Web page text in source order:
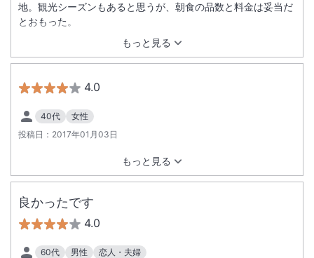
もっと見る
地。観光シーズンもあると思うが、朝食の品数と料金は妥当だ
とおもった。
4.0
40代
女性
投稿日： 2017年01月03日
もっと見る
良かったです
4.0
60代 男性
恋人・夫婦